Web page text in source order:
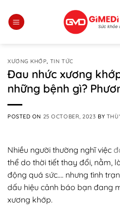
content
XƯƠNG KHỚP, TIN TỨC
Đau nhức xương
những bệnh gì?
POSTED ON 25 OCTOBER, 2023 BY
Nhiều người thường nghĩ việc
thể do thời tiết thay đổi, nằm,
động quá sức…. nhưng tình
dấu hiệu cảnh báo bạn đang
xương khớp.